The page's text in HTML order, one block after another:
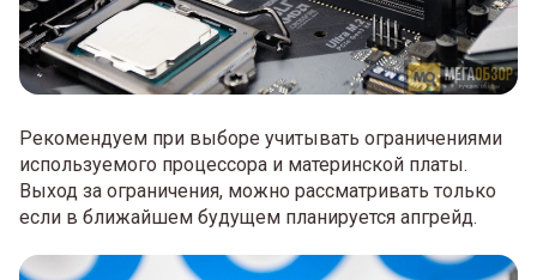
Рекомендуем при выборе учитывать ограничениями
используемого процессора и материнской платы.
Выход за ограничения, можно рассматривать только
если в ближайшем будущем планируется апгрейд.